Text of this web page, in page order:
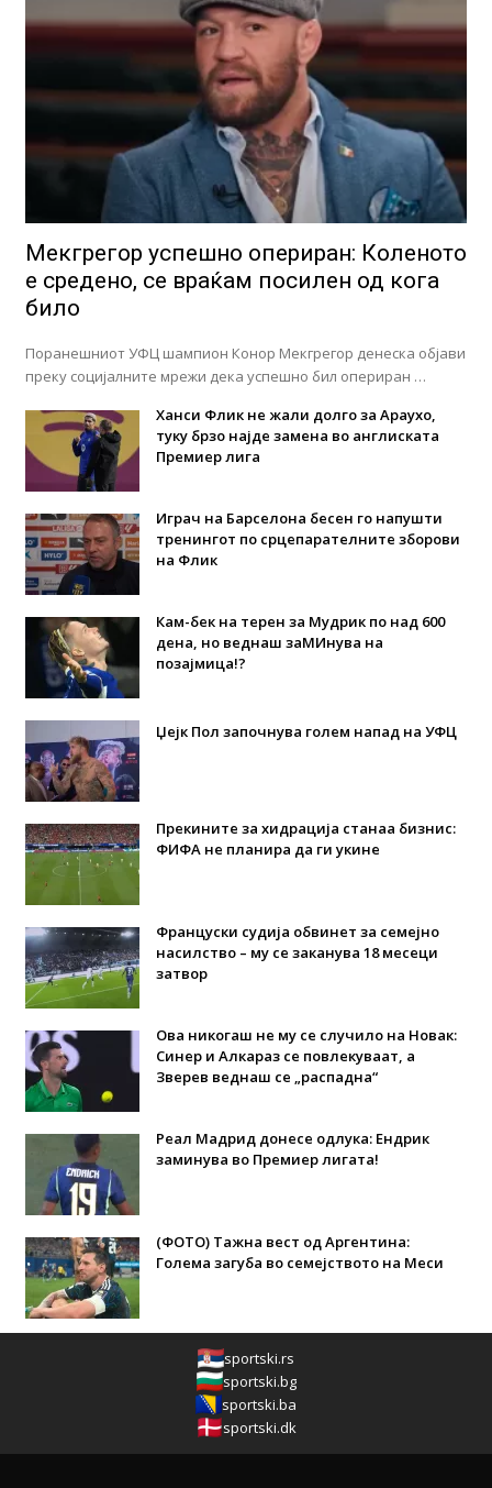
Мекгрегор успешно опериран: Коленото
е средено, се враќам посилен од кога
било
Поранешниот УФЦ шампион Конор Мекгрегор денеска објави
преку социјалните мрежи дека успешно бил опериран …
Ханси Флик не жали долго за Араухо,
туку брзо најде замена во англиската
Премиер лига
Играч на Барселона бесен го напушти
тренингот по срцепарателните зборови
на Флик
Кам-бек на терен за Мудрик по над 600
дена, но веднаш заМИнува на
позајмица!?
Џејк Пол започнува голем напад на УФЦ
Прекините за хидрација станаа бизнис:
ФИФА не планира да ги укине
Француски судија обвинет за семејно
насилство – му се заканува 18 месеци
затвор
Ова никогаш не му се случило на Новак:
Синер и Алкараз се повлекуваат, а
Зверев веднаш се „распадна“
Реал Мадрид донесе одлука: Eндрик
заминува во Премиер лигата!
(ФОТО) Тажна вест од Аргентина:
Голема загуба во семејството на Меси
sportski.rs
sportski.bg
sportski.ba
sportski.dk